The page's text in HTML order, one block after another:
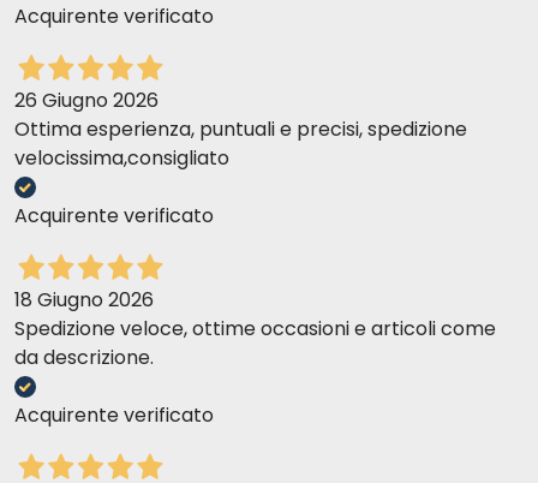
Acquirente verificato
26 Giugno 2026
Ottima esperienza, puntuali e precisi, spedizione
velocissima,consigliato
Acquirente verificato
18 Giugno 2026
Spedizione veloce, ottime occasioni e articoli come
da descrizione.
Acquirente verificato